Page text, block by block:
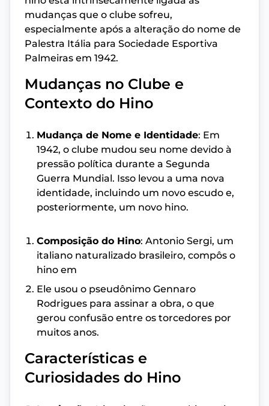
mudanças que o clube sofreu,
especialmente após a alteração do nome de
Palestra Itália para Sociedade Esportiva
Palmeiras em 1942.
Mudanças no Clube e
Contexto do Hino
Mudança de Nome e Identidade: Em
1942, o clube mudou seu nome devido à
pressão política durante a Segunda
Guerra Mundial. Isso levou a uma nova
identidade, incluindo um novo escudo e,
posteriormente, um novo hino.
Composição do Hino: Antonio Sergi, um
italiano naturalizado brasileiro, compôs o
hino em
Ele usou o pseudônimo Gennaro
Rodrigues para assinar a obra, o que
gerou confusão entre os torcedores por
muitos anos.
Características e
Curiosidades do Hino